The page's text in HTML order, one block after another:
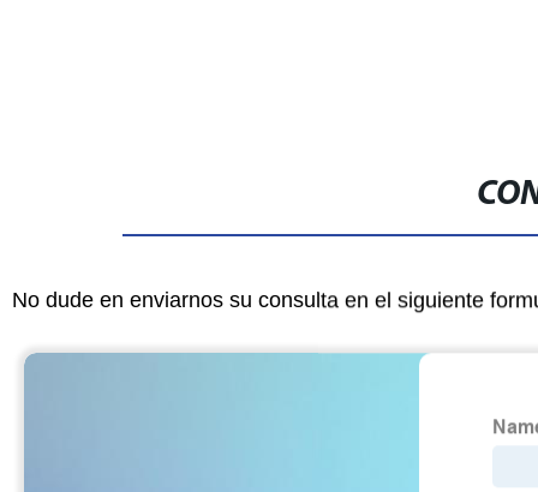
No dude en enviarnos su consulta en el siguiente